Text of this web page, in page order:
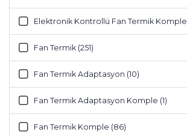
Elektronik Kontrollü Fan Termik Komple
Fan Termik (251)
Fan Termik Adaptasyon (10)
Fan Termik Adaptasyon Komple (1)
Fan Termik Komple (86)